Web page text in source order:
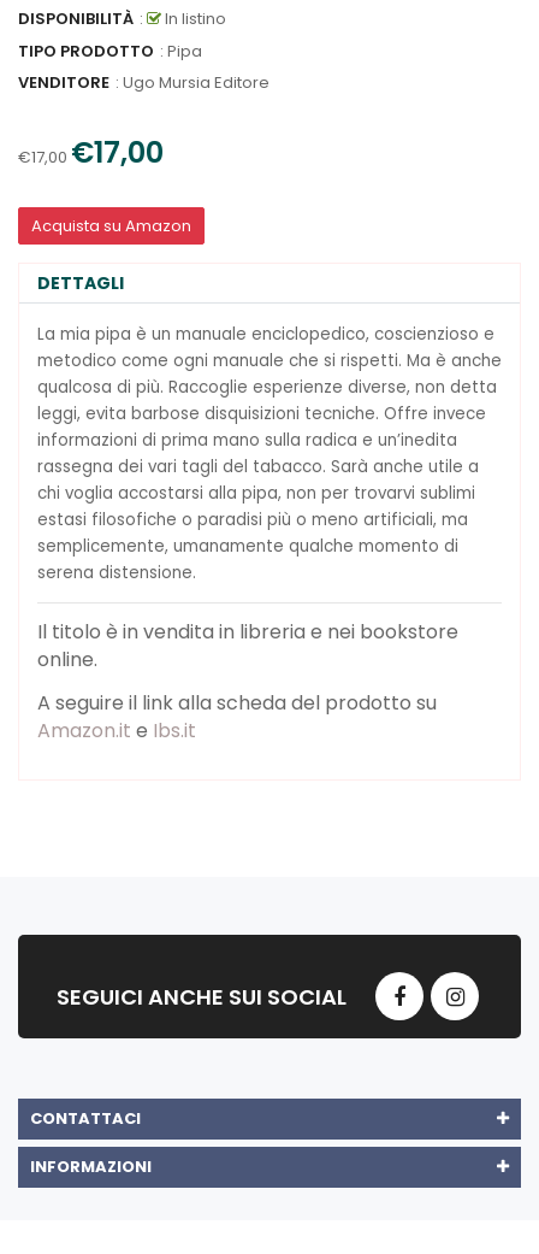
DISPONIBILITÀ :
In listino
TIPO PRODOTTO : Pipa
VENDITORE : Ugo Mursia Editore
€17,00 €17,00
Acquista su Amazon
DETTAGLI
La mia pipa è un manuale enciclopedico, coscienzioso e
metodico come ogni manuale che si rispetti. Ma è anche
qualcosa di più. Raccoglie esperienze diverse, non detta
leggi, evita barbose disquisizioni tecniche. Offre invece
informazioni di prima mano sulla radica e un’inedita
rassegna dei vari tagli del tabacco. Sarà anche utile a
chi voglia accostarsi alla pipa, non per trovarvi sublimi
estasi filosofiche o paradisi più o meno artificiali, ma
semplicemente, umanamente qualche momento di
serena distensione.
Il titolo è in vendita in libreria e nei bookstore
online.
A seguire il link alla scheda del prodotto su
Amazon.it e Ibs.it
SEGUICI ANCHE SUI SOCIAL
CONTATTACI
INFORMAZIONI